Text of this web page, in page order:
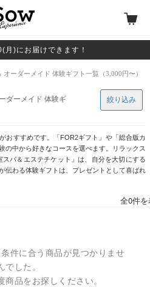
月)にお届けできます！
ーダーメイド 体験ギフト一覧（3,000円〜）
ダーメイド 体験ギ
おすすめです。「FOR2ギフト」や「総合版カ
の中から好きなコースを選べます。リラックス
パ＆エステチケット」は、自分を大切にする
伝わる体験ギフトは、プレゼントとして喜ばれ
絞り込み
全0件
件に合う商品が見つかりませ
でした。
商品をお探しください。